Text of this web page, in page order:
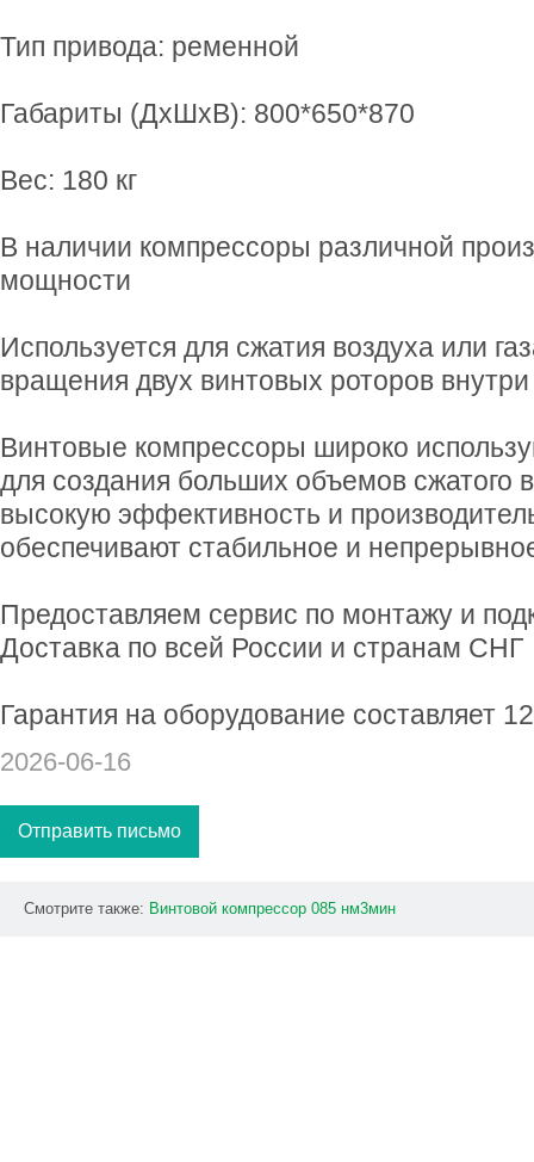
Тип привода: ременной
Габариты (ДхШхВ): 800*650*870
Вес: 180 кг
В наличии компрессоры различной
мощности
Используется для сжатия воздуха или
вращения двух винтовых роторов внутри
Винтовые компрессоры широко
для создания больших объемов сжатого
высокую эффективность и
обеспечивают стабильное и
Предоставляем сервис по монтажу и
Доставка по всей России и странам СНГ
Гарантия на оборудование составляет
2026-06-16
Отправить письмо
Смотрите также: Винтовой компрессор 085 нм3мин